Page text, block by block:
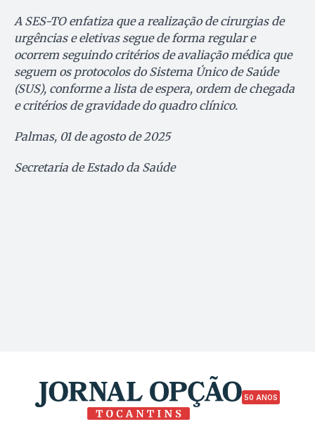
A SES-TO enfatiza que a realização de cirurgias de
urgências e eletivas segue de forma regular e
ocorrem seguindo critérios de avaliação médica que
seguem os protocolos do Sistema Único de Saúde
(SUS), conforme a lista de espera, ordem de chegada
e critérios de gravidade do quadro clínico.
Palmas, 01 de agosto de 2025
Secretaria de Estado da Saúde
50 ANOS